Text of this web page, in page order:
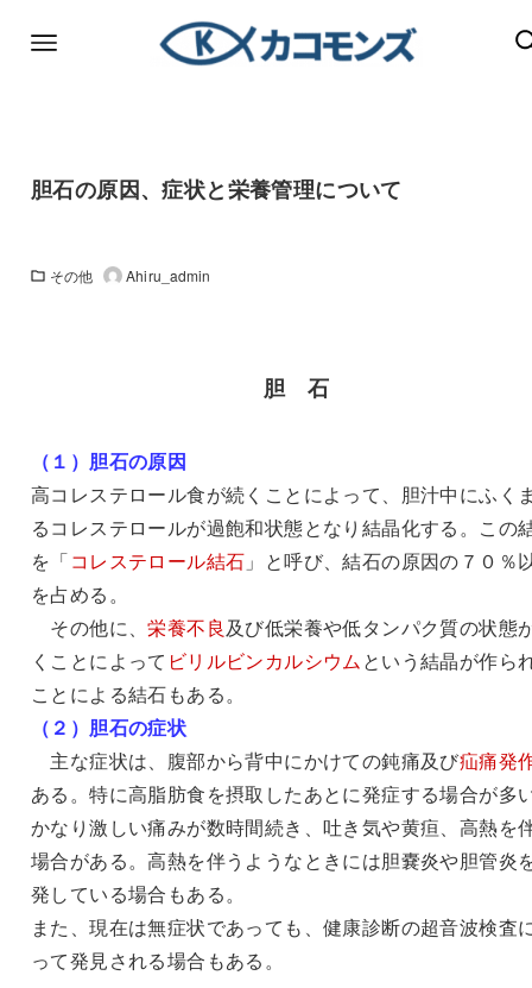
胆石の原因、症状と栄養管理について
その他 Ahiru_admin
胆 石
（１）胆石の原因
高コレステロール食が続くことによって、胆汁中にふく
るコレステロールが過飽和状態となり結晶化する。この
を「コレステロール結石 」と呼び、結石の原因の７０％
を占める。
その他に、栄養不良及び低栄養や低タンパク質の状態
くことによって ビリルビンカルシウムという結晶が作ら
ことによる結石もある。
（２）胆石の症状
主な症状は、腹部から背中にかけての鈍痛及び疝痛発
ある。特に高脂肪食を摂取したあとに発症する場合が多
かなり激しい痛みが数時間続き、吐き気や黄疸、高熱を
場合がある。高熱を伴うようなときには胆嚢炎や胆管炎
発している場合もある。
また、現在は無症状であっても、健康診断の超音波検査
って発見される場合もある。